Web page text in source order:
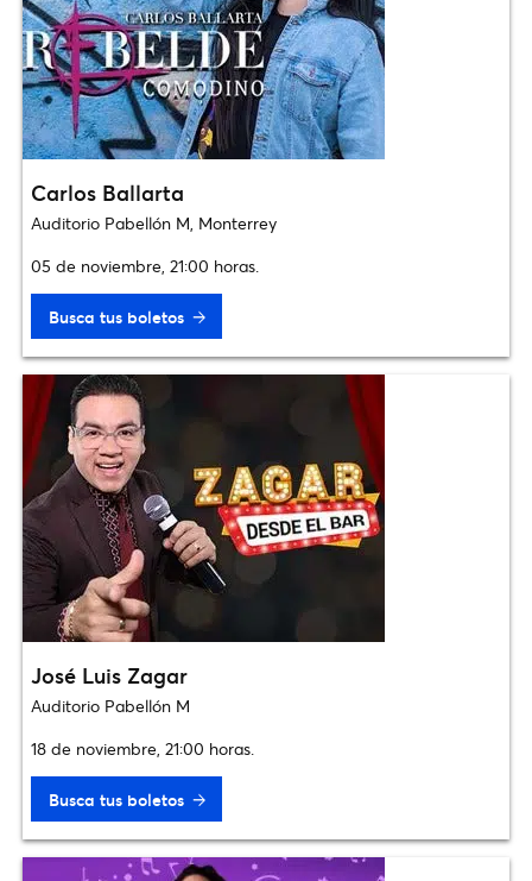
Carlos Ballarta
Auditorio Pabellón M, Monterrey
05 de noviembre, 21:00 horas.
Busca tus boletos
José Luis Zagar
Auditorio Pabellón M
18 de noviembre, 21:00 horas.
Busca tus boletos